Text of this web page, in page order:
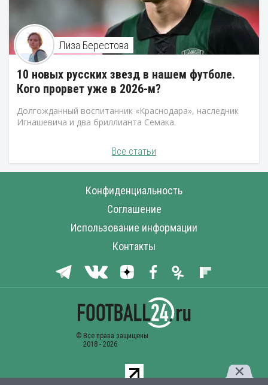
Лиза Берестова
10 новых русских звезд в нашем футболе.
Кого прорвет уже в 2026-м?
Долгожданный воспитанник «Краснодара», наследник
Игнашевича и два бриллианта Семака.
Все статьи
Конфиденциальность
Соглашение
Использование информации
Контакты